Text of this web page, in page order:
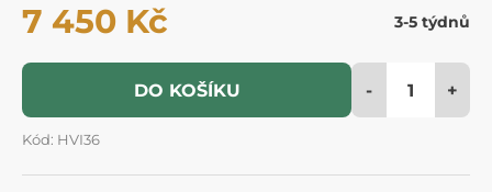
7 450 Kč 3-5 týdnů
DO KOŠÍKU - +
Kód: HVI36